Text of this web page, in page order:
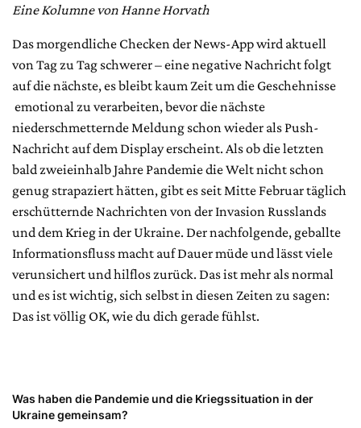
Eine Kolumne von Hanne Horvath
Das morgendliche Checken der News-App wird aktuell
von Tag zu Tag schwerer – eine negative Nachricht folgt
auf die nächste, es bleibt kaum Zeit um die Geschehnisse
emotional zu verarbeiten, bevor die nächste
niederschmetternde Meldung schon wieder als Push-
Nachricht auf dem Display erscheint. Als ob die letzten
bald zweieinhalb Jahre Pandemie die Welt nicht schon
genug strapaziert hätten, gibt es seit Mitte Februar täglich
erschütternde Nachrichten von der Invasion Russlands
und dem Krieg in der Ukraine. Der nachfolgende, geballte
Informationsfluss macht auf Dauer müde und lässt viele
verunsichert und hilflos zurück. Das ist mehr als normal
und es ist wichtig, sich selbst in diesen Zeiten zu sagen:
Das ist völlig OK, wie du dich gerade fühlst.
Was haben die Pandemie und die Kriegssituation in der
Ukraine gemeinsam?